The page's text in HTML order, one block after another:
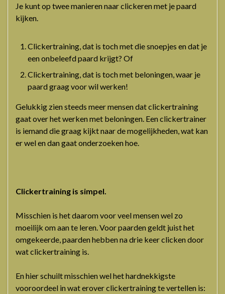
Je kunt op twee manieren naar clickeren met je paard
kijken.
Clickertraining, dat is toch met die snoepjes en dat je
een onbeleefd paard krijgt? Of
Clickertraining, dat is toch met beloningen, waar je
paard graag voor wil werken!
Gelukkig zien steeds meer mensen dat clickertraining
gaat over het werken met beloningen. Een clickertrainer
is iemand die graag kijkt naar de mogelijkheden, wat kan
er wel en dan gaat onderzoeken hoe.
Clickertraining is simpel.
Misschien is het daarom voor veel mensen wel zo
moeilijk om aan te leren. Voor paarden geldt juist het
omgekeerde, paarden hebben na drie keer clicken door
wat clickertraining is.
En hier schuilt misschien wel het hardnekkigste
vooroordeel in wat erover clickertraining te vertellen is: